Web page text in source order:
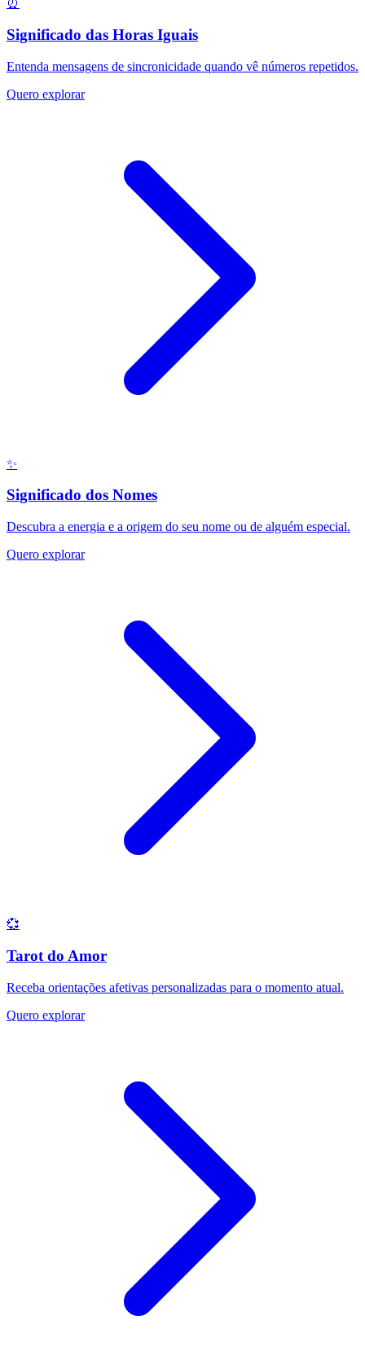
⏰
Significado das Horas Iguais
Entenda mensagens de sincronicidade quando vê números repetidos.
Quero explorar
✨
Significado dos Nomes
Descubra a energia e a origem do seu nome ou de alguém especial.
Quero explorar
💞
Tarot do Amor
Receba orientações afetivas personalizadas para o momento atual.
Quero explorar